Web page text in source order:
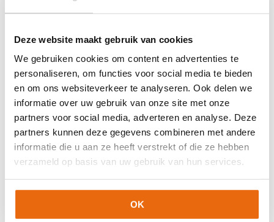
Deze website maakt gebruik van cookies
We gebruiken cookies om content en advertenties te
personaliseren, om functies voor social media te bieden
en om ons websiteverkeer te analyseren. Ook delen we
informatie over uw gebruik van onze site met onze
partners voor social media, adverteren en analyse. Deze
partners kunnen deze gegevens combineren met andere
informatie die u aan ze heeft verstrekt of die ze hebben
verzameld op basis van uw gebruik van hun services.
OK
Artikelnummers
EAN code
Eigenschappen
4099803184297
Maat: 140
4099803184303
Maat: 152
4099803184310
Maat: 164
4099803184358
Maat: S
4099803184341
Maat: M
Maat: XXL
Let op!Houd rekening met 1-2 werkdagen extra levertijd
voor bedrukte artikelen.
Bedrukte artikelen kunnen wij helaas niet terugnemen.
Artikelnummer:100531701 Categorieën:Keeperskleding,
Keeperstenue,Keeperstenue kind,Nieuw, Senior
Keeperstenue,Uhlsport Keeperskleding
Kleur
Zwart